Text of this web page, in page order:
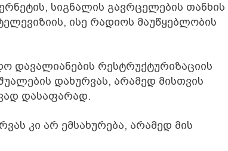
, სიგნალის გავრცელების თანხის
, ისე რადიოს მაუწყებლობის
დავალიანების რესტრუქტურიზაციის
დახურვას, არამედ მისთვის
დასაფარად.
კი არ ემსახურება, არამედ მის